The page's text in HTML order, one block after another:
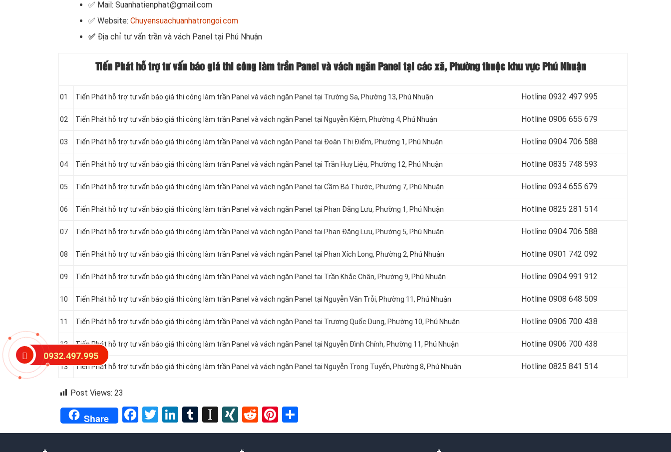
✅ Mail: Suanhatienphat@gmail.com
✅ Website: Chuyensuachuanhatrongoi.com
✅ Địa chỉ tư vấn trần và vách Panel tại Phú Nhuận
Tiến Phát hỗ trợ tư vấn báo giá thi công làm trần Panel và vách ngăn Panel tại các xã, Phường thuộc khu vực Phú Nhuận
01 Tiến Phát hỗ trợ tư vấn báo giá thi công làm trần Panel và vách ngăn Panel tại Trường Sa, Phường 13, Phú Nhuận Hotline 0932 497 995
02 Tiến Phát hỗ trợ tư vấn báo giá thi công làm trần Panel và vách ngăn Panel tại Nguyễn Kiệm, Phường 4, Phú Nhuận Hotline 0906 655 679
03 Tiến Phát hỗ trợ tư vấn báo giá thi công làm trần Panel và vách ngăn Panel tại Đoàn Thị Điểm, Phường 1, Phú Nhuận Hotline 0904 706 588
04 Tiến Phát hỗ trợ tư vấn báo giá thi công làm trần Panel và vách ngăn Panel tại Trần Huy Liệu, Phường 12, Phú Nhuận Hotline 0835 748 593
05 Tiến Phát hỗ trợ tư vấn báo giá thi công làm trần Panel và vách ngăn Panel tại Cầm Bá Thước, Phường 7, Phú Nhuận Hotline 0934 655 679
06 Tiến Phát hỗ trợ tư vấn báo giá thi công làm trần Panel và vách ngăn Panel tại Phan Đăng Lưu, Phường 1, Phú Nhuận Hotline 0825 281 514
07 Tiến Phát hỗ trợ tư vấn báo giá thi công làm trần Panel và vách ngăn Panel tại Phan Đăng Lưu, Phường 5, Phú Nhuận Hotline 0904 706 588
08 Tiến Phát hỗ trợ tư vấn báo giá thi công làm trần Panel và vách ngăn Panel tại Phan Xích Long, Phường 2, Phú Nhuận Hotline 0901 742 092
09 Tiến Phát hỗ trợ tư vấn báo giá thi công làm trần Panel và vách ngăn Panel tại Trần Khắc Chân, Phường 9, Phú Nhuận Hotline 0904 991 912
10 Tiến Phát hỗ trợ tư vấn báo giá thi công làm trần Panel và vách ngăn Panel tại Nguyễn Văn Trỗi, Phường 11, Phú Nhuận Hotline 0908 648 509
11 Tiến Phát hỗ trợ tư vấn báo giá thi công làm trần Panel và vách ngăn Panel tại Trương Quốc Dung, Phường 10, Phú Nhuận Hotline 0906 700 438
12 Tiến Phát hỗ trợ tư vấn báo giá thi công làm trần Panel và vách ngăn Panel tại Nguyễn Đình Chính, Phường 11, Phú Nhuận Hotline 0906 700 438
13 Tiến Phát hỗ trợ tư vấn báo giá thi công làm trần Panel và vách ngăn Panel tại Nguyễn Trọng Tuyển, Phường 8, Phú Nhuận Hotline 0825 841 514
Post Views: 23
Share Facebook
TwitterLinkedIn
Tumblr
Instapaper
XINGRedditPinterest
0932.497.995